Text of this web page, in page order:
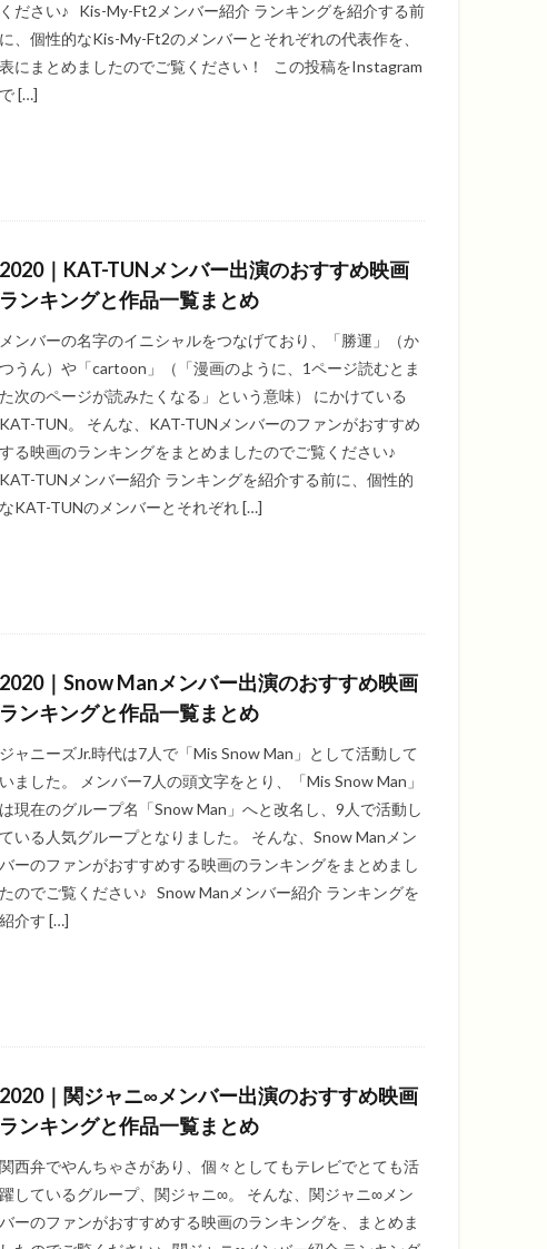
ください♪ Kis-My-Ft2メンバー紹介 ランキングを紹介する前
に、個性的なKis-My-Ft2のメンバーとそれぞれの代表作を、
表にまとめましたのでご覧ください！ この投稿をInstagram
で […]
2020｜KAT-TUNメンバー出演のおすすめ映画
ランキングと作品一覧まとめ
メンバーの名字のイニシャルをつなげており、「勝運」（か
つうん）や「cartoon」（「漫画のように、1ページ読むとま
た次のページが読みたくなる」という意味） にかけている
KAT-TUN。 そんな、KAT-TUNメンバーのファンがおすすめ
する映画のランキングをまとめましたのでご覧ください♪
KAT-TUNメンバー紹介 ランキングを紹介する前に、個性的
なKAT-TUNのメンバーとそれぞれ […]
2020｜Snow Manメンバー出演のおすすめ映画
ランキングと作品一覧まとめ
ジャニーズJr.時代は7人で「Mis Snow Man」として活動して
いました。 メンバー7人の頭文字をとり、「Mis Snow Man」
は現在のグループ名「Snow Man」へと改名し、9人で活動し
ている人気グループとなりました。 そんな、Snow Manメン
バーのファンがおすすめする映画のランキングをまとめまし
たのでご覧ください♪ Snow Manメンバー紹介 ランキングを
紹介す […]
2020｜関ジャニ∞メンバー出演のおすすめ映画
ランキングと作品一覧まとめ
関西弁でやんちゃさがあり、個々としてもテレビでとても活
躍しているグループ、関ジャニ∞。 そんな、関ジャニ∞メン
バーのファンがおすすめする映画のランキングを、まとめま